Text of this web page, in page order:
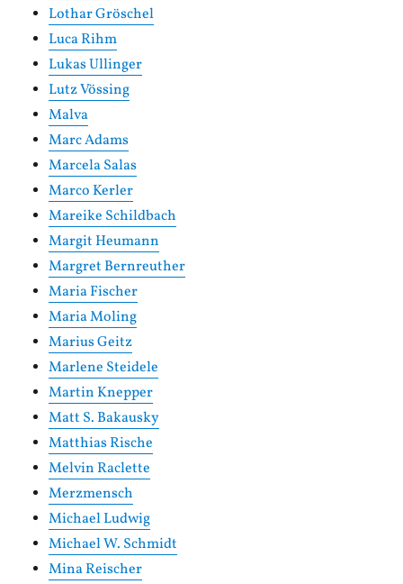
Lothar Gröschel
Luca Rihm
Lukas Ullinger
Lutz Vössing
Malva
Marc Adams
Marcela Salas
Marco Kerler
Mareike Schildbach
Margit Heumann
Margret Bernreuther
Maria Fischer
Maria Moling
Marius Geitz
Marlene Steidele
Martin Knepper
Matt S. Bakausky
Matthias Rische
Melvin Raclette
Merzmensch
Michael Ludwig
Michael W. Schmidt
Mina Reischer